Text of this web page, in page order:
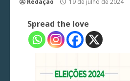
Redação 19 de julho de 2024
Spread the love